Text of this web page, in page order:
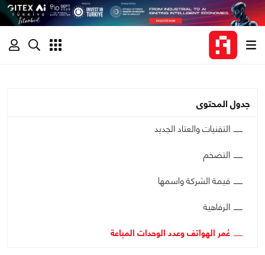
جدول المحتوى
التقنيات والعتاد الجديد
التضخم
قيمة الشركة واسمها
الرفاهية
عُمر الهواتف وعدد الوحدات المباعة